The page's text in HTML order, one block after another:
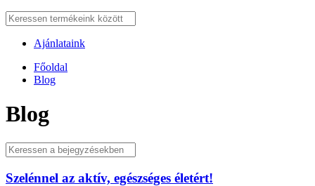
Ajánlataink
Főoldal
Blog
Blog
Szelénnel az aktív, egészséges életért!